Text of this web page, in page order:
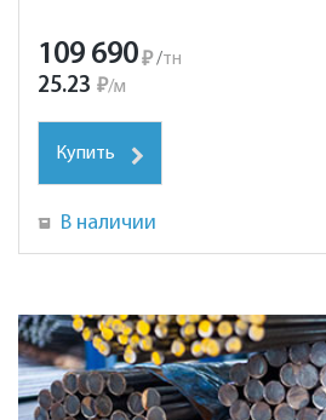
109 690₽ /тн
25.23 ₽/м
Купить
В наличии